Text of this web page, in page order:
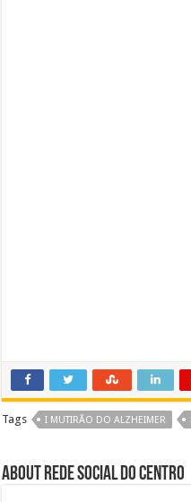
Tags I MUTIRÃO DO ALZHEIMER
About Rede Social do Centro